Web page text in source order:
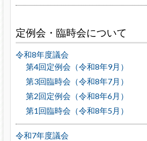
定例会・臨時会について
令和8年度議会
第4回定例会（令和8年9月）
第3回臨時会（令和8年7月）
第2回定例会（令和8年6月）
第1回臨時会（令和8年5月）
令和7年度議会